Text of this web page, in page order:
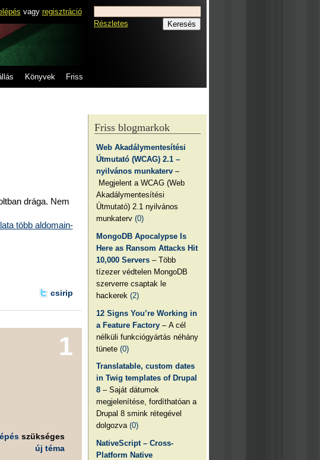
vagy regisztráció
Könyvek Friss
Részletes
drága. Nem
több aldomain-
csirip
1
szükséges
új téma
Friss blogmarkok
Web Akadálymentesítési
Útmutató (WCAG) 2.1 –
nyilvános munkaterv –
Megjelent a WCAG (Web
Akadálymentesítési
Útmutató) 2.1 nyilvános
munkaterv(0)
MongoDB Apocalypse Is
Here as Ransom Attacks Hit
10,000 Servers – Több
tízezer védtelen MongoDB
szerverre csaptak le
hackerek(2)
12 Signs You’re Working in
a Feature Factory – A cél
nélküli funkciógyártás néhány
tünete(0)
Translatable, custom dates
in Twig templates of Drupal
8 – Saját dátumok
megjelenítése, fordíthatóan a
Drupal 8 smink rétegével
dolgozva(0)
NativeScript – Cross-
Platform Native